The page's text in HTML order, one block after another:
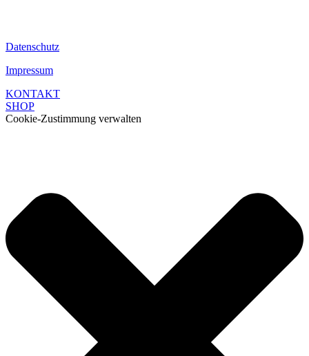
Datenschutz
Impressum
KONTAKT
SHOP
Cookie-Zustimmung verwalten